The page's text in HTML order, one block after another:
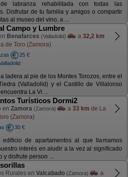
labranza rehabilitada con todas las
Disfrutar de tu familia y amigos o compartir
al museo del vino, a ...
Campo y Lumbre
Benafarces (Valladolid) a 32,2 km
de Toro (Zamora)
25 €
ladera al pie de los Montes Torozos, entre el
(Valladolid) y el Castillo de Villalonso
La Vi ...
Turísticos Dormi2
en Zamora (Zamora) a 33 km de La
(Zamora)
30 €
edificio de apartamentos al que llamamos
interés en aludir a la vez al significado
y disfrute person ...
Rurales en Valcabado (Zamora)
a